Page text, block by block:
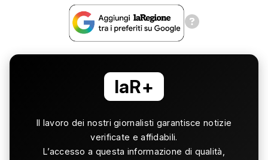
laR+
Il lavoro dei nostri giornalisti garantisce notizie
verificate e affidabili.
L’accesso a questa informazione di qualità,